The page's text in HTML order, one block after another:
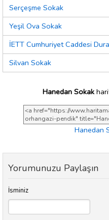
Serçeşme Sokak
Yeşil Ova Sokak
İETT Cumhuriyet Caddesi
Silvan Sokak
Hanedan Sokak
Hanedan
Yorumunuzu Paylaşın
İsminiz